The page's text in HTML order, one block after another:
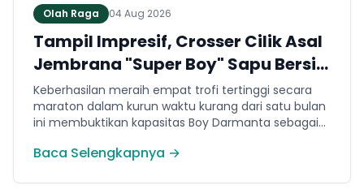
Olah Raga 04 Aug 2026
Tampil Impresif, Crosser Cilik Asal
Jembrana "Super Boy" Sapu Bersih
4 Gelar Juara Motocross 50cc di
Jawa
Keberhasilan meraih empat trofi tertinggi secara
maraton dalam kurun waktu kurang dari satu bulan
ini membuktikan kapasitas Boy Darmanta sebagai
dimiliki Jembrana di kancah motocross nasional
Baca Selengkapnya →